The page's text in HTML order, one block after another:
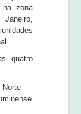
na zona
quatro
Norte